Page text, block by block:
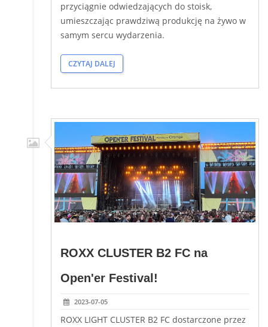
przyciągnie odwiedzających do stoisk,
umieszczając prawdziwą produkcję na żywo w
samym sercu wydarzenia.
CZYTAJ DALEJ
ROXX CLUSTER B2 FC na
Open'er Festival!
2023-07-05
ROXX LIGHT CLUSTER B2 FC dostarczone przez